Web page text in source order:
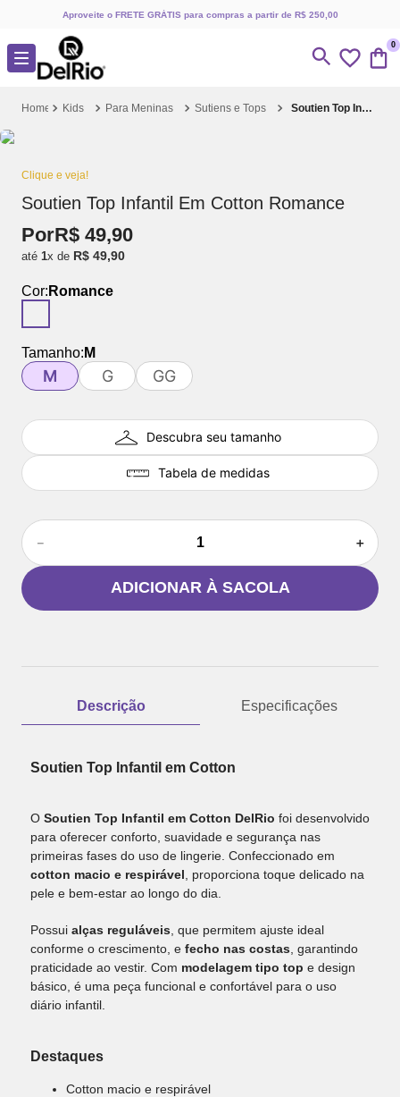
Aproveite o FRETE GRÁTIS para compras a partir de R$ 250,00
0
Kids Para Meninas Sutiens e Tops Soutien Top Infantil Em Cotton Romance
Clique e veja!
Soutien Top Infantil Em Cotton Romance
PorR$ 49,90
até 1x de R$ 49,90
Cor: Romance
Tamanho: M
M G GG
Descubra seu tamanho
Tabela de medidas
＋
－
ADICIONAR À SACOLA
Descrição Especificações
Soutien Top Infantil em Cotton
O Soutien Top Infantil em Cotton DelRio foi desenvolvido
para oferecer conforto, suavidade e segurança nas
primeiras fases do uso de lingerie. Confeccionado em
cotton macio e respirável , proporciona toque delicado na
pele e bem-estar ao longo do dia.
Possui alças reguláveis , que permitem ajuste ideal
conforme o crescimento, e fecho nas costas , garantindo
praticidade ao vestir. Com modelagem tipo top e design
básico, é uma peça funcional e confortável para o uso
diário infantil.
Destaques
Cotton macio e respirável